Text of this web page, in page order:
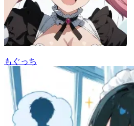
もぐっち
54